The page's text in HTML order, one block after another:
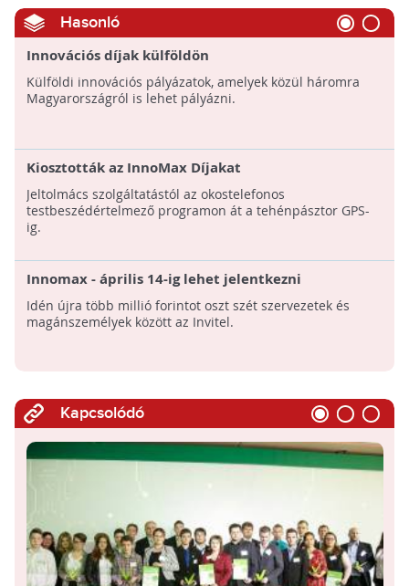
Hasonló
Innovációs díjak külföldön
Külföldi innovációs pályázatok, amelyek közül háromra
Magyarországról is lehet pályázni.
Kiosztották az InnoMax Díjakat
Jeltolmács szolgáltatástól az okostelefonos
testbeszédértelmező programon át a tehénpásztor GPS-
ig.
Innomax - április 14-ig lehet jelentkezni
Idén újra több millió forintot oszt szét szervezetek és
magánszemélyek között az Invitel.
Kapcsolódó